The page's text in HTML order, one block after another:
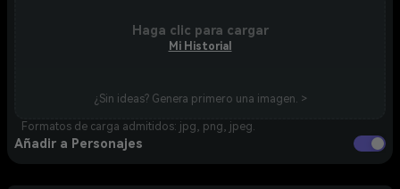
Haga clic para cargar
Mi Historial
¿Sin ideas? Genera primero una imagen. >
Formatos de carga admitidos: jpg, png, jpeg.
Añadir a Personajes